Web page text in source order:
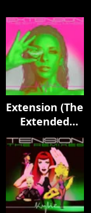
Extension (The
Extended
Mixes)